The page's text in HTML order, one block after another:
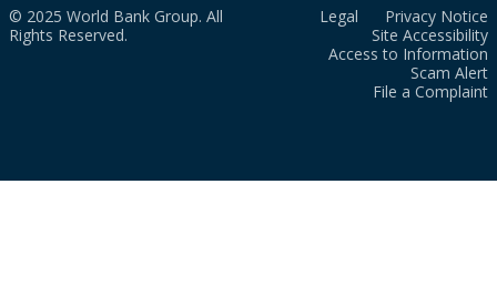
© 2025 World Bank Group. All
Rights Reserved.
Legal
Privacy Notice
Site Accessibility
Access to Information
Scam Alert
File a Complaint